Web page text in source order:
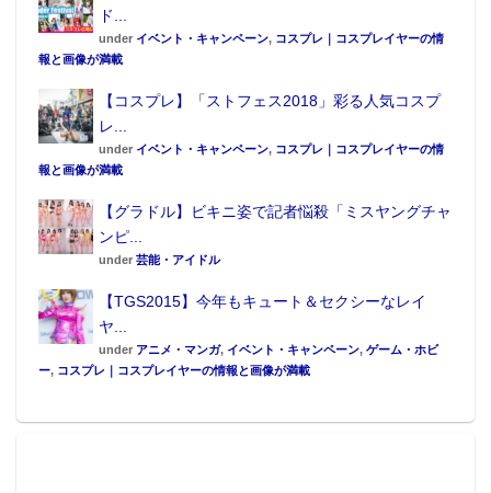
ド...
under イベント・キャンペーン, コスプレ｜コスプレイヤーの情
報と画像が満載
【コスプレ】「ストフェス2018」彩る人気コスプ
レ...
under イベント・キャンペーン, コスプレ｜コスプレイヤーの情
報と画像が満載
【グラドル】ビキニ姿で記者悩殺「ミスヤングチャ
ンピ...
under 芸能・アイドル
【TGS2015】今年もキュート＆セクシーなレイ
ヤ...
under アニメ・マンガ, イベント・キャンペーン, ゲーム・ホビ
ー, コスプレ｜コスプレイヤーの情報と画像が満載